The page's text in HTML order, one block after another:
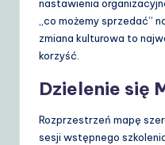
nastawienia
„co możemy sprzedać”
zmiana kulturowa to
korzyść.
Dzielenie się
Rozprzestrzeń mapę
sesji wstępnego